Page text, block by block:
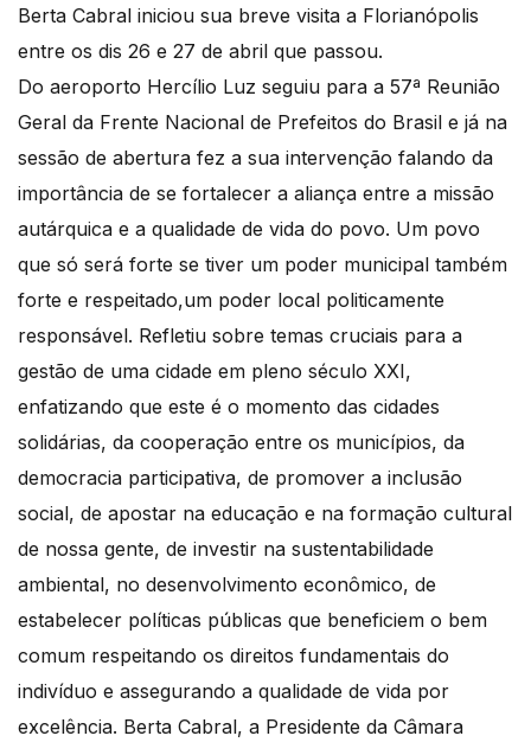
Berta Cabral iniciou sua breve visita a Florianópolis
entre os dis 26 e 27 de abril que passou.
Do aeroporto Hercílio Luz seguiu para a 57ª Reunião
Geral da Frente Nacional de Prefeitos do Brasil e já na
sessão de abertura fez a sua intervenção falando da
importância de se fortalecer a aliança entre a missão
autárquica e a qualidade de vida do povo. Um povo
que só será forte se tiver um poder municipal também
forte e respeitado,um poder local politicamente
responsável. Refletiu sobre temas cruciais para a
gestão de uma cidade em pleno século XXI,
enfatizando que este é o momento das cidades
solidárias, da cooperação entre os municípios, da
democracia participativa, de promover a inclusão
social, de apostar na educação e na formação cultural
de nossa gente, de investir na sustentabilidade
ambiental, no desenvolvimento econômico, de
estabelecer políticas públicas que beneficiem o bem
comum respeitando os direitos fundamentais do
indivíduo e assegurando a qualidade de vida por
excelência. Berta Cabral, a Presidente da Câmara